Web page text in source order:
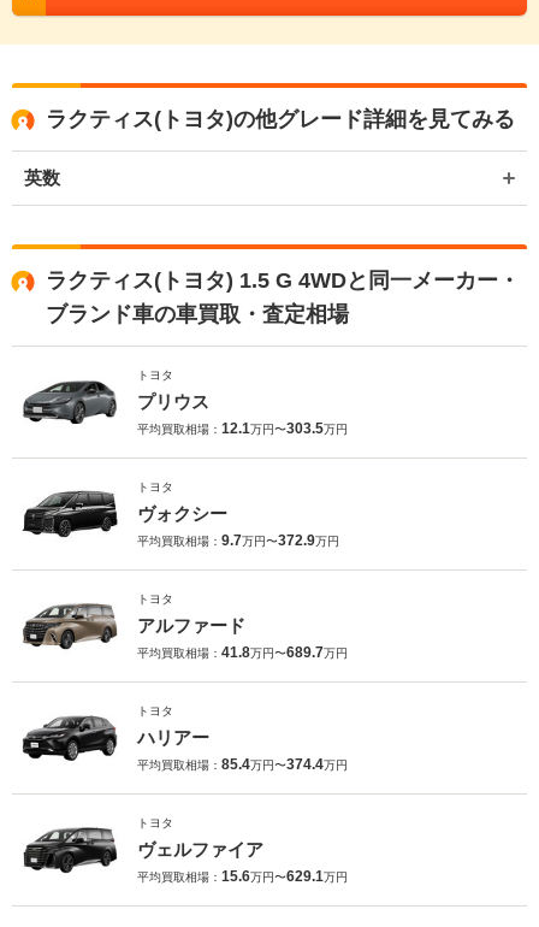
ラクティス(トヨタ)の他グレード詳細を見てみる
英数
ラクティス(トヨタ) 1.5 G 4WDと同一メーカー・
ブランド車の車買取・査定相場
トヨタ
プリウス
平均買取相場： 12.1万円〜303.5万円
トヨタ
ヴォクシー
平均買取相場： 9.7万円〜372.9万円
トヨタ
アルファード
平均買取相場： 41.8万円〜689.7万円
トヨタ
ハリアー
平均買取相場： 85.4万円〜374.4万円
トヨタ
ヴェルファイア
平均買取相場： 15.6万円〜629.1万円